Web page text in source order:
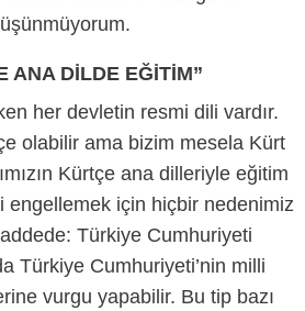
ANA DİLDE EĞİTİM”
her devletin resmi dili vardır.
olabilir ama bizim mesela Kürt
Kürtçe ana dilleriyle eğitim
engellemek için hiçbir nedenimiz
Türkiye Cumhuriyeti
Türkiye Cumhuriyeti’nin milli
vurgu yapabilir. Bu tip bazı